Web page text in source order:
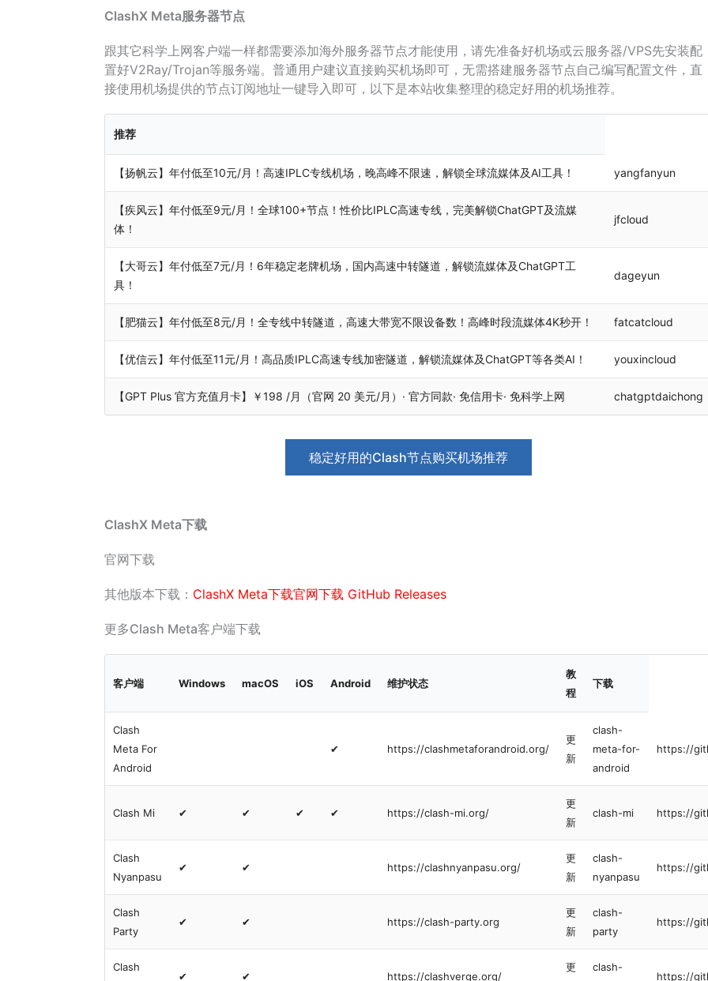
ClashX Meta服务器节点
跟其它科学上网客户端一样都需要添加海外服务器节点才能使用，请先准备好机场或云服务器/VPS先安装配
置好V2Ray/Trojan等服务端。普通用户建议直接购买机场即可，无需搭建服务器节点自己编写配置文件，直
接使用机场提供的节点订阅地址一键导入即可，以下是本站收集整理的稳定好用的机场推荐。
推荐
【扬帆云】年付低至10元/月！高速IPLC专线机场，晚高峰不限速，解锁全球流媒体及AI工具！ yangfanyun
【疾风云】年付低至9元/月！全球100+节点！性价比IPLC高速专线，完美解锁ChatGPT及流媒
体！
jfcloud
【大哥云】年付低至7元/月！6年稳定老牌机场，国内高速中转隧道，解锁流媒体及ChatGPT工
具！
dageyun
【肥猫云】年付低至8元/月！全专线中转隧道，高速大带宽不限设备数！高峰时段流媒体4K秒开！ fatcatcloud
【优信云】年付低至11元/月！高品质IPLC高速专线加密隧道，解锁流媒体及ChatGPT等各类AI！ youxincloud
【GPT Plus 官方充值月卡】￥198 /月（官网 20 美元/月）· 官方同款· 免信用卡· 免科学上网 chatgptdaichong
稳定好用的Clash节点购买机场推荐
ClashX Meta下载
官网下载
其他版本下载： ClashX Meta下载官网下载 GitHub Releases
更多Clash Meta客户端下载
客户端 Windows macOS iOS Android 维护状态
教
程
下载
Clash
Meta For
Android
✔ https://clashmetaforandroid.org/
更
新
clash-
meta-for-
android
https://
Clash Mi ✔ ✔ ✔ ✔ https://clash-mi.org/
更
新
clash-mi https://
Clash
Nyanpasu
✔ ✔ https://clashnyanpasu.org/
更
新
clash-
nyanpasu
https://
Clash
Party
✔ ✔ https://clash-party.org
更
新
clash-
party
https://
Clash
✔ ✔ https://clashverge.org/
更
clash-
https://